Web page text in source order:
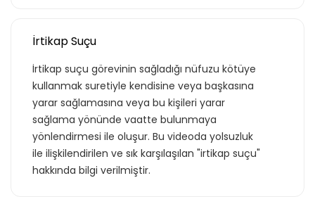
İrtikap Suçu
İrtikap suçu görevinin sağladığı nüfuzu kötüye
kullanmak suretiyle kendisine veya başkasına
yarar sağlamasına veya bu kişileri yarar
sağlama yönünde vaatte bulunmaya
yönlendirmesi ile oluşur. Bu videoda yolsuzluk
ile ilişkilendirilen ve sık karşılaşılan "irtikap suçu"
hakkında bilgi verilmiştir.